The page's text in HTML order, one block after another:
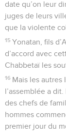
date qu’on leur
juges de leurs
que la violente
15 Yonatan, fils
d’accord avec
Chabbetaï les
16 Mais les autres
l’assemblée a
des chefs de
hommes
premier jour du